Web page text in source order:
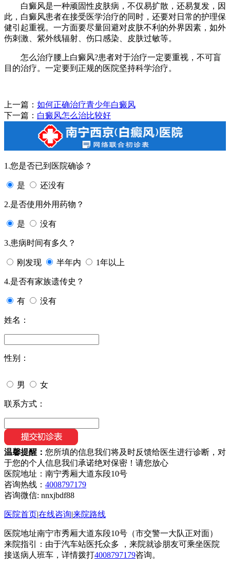
白癜风是一种顽固性皮肤病，不仅易扩散，还易复发，因
此，白癜风患者在接受医学治疗的同时，还要对日常的护理保
健引起重视。一方面要尽量回避对皮肤不利的外界因素，如外
伤刺激、紫外线辐射、伤口感染、皮肤过敏等。
怎么治疗腰上白癜风?患者对于治疗一定要重视，不可盲
目的治疗。一定要到正规的医院坚持科学治疗。
上一篇： 如何正确治疗青少年白癜风
下一篇： 白癜风怎么治比较好
1.您是否已到医院确诊？
是 还没有
2.是否使用外用药物？
是 没有
3.患病时间有多久？
刚发现 半年内 1年以上
4.是否有家族遗传史？
有 没有
姓名：
性别：
男 女
联系方式：
温馨提醒： 您所填的信息我们将及时反馈给医生进行诊断，对
于您的个人信息我们承诺绝对保密！请您放心
医院地址：南宁秀厢大道东段10号
咨询热线： 4008797179
咨询微信: nnxjbdf88
医院首页|在线咨询|来院路线
医院地址南宁市秀厢大道东段10号（市交警一大队正对面）
来院指引：由于汽车站医托众多 ，来院就诊朋友可乘坐医院
接送病人班车，详情拨打4008797179咨询。